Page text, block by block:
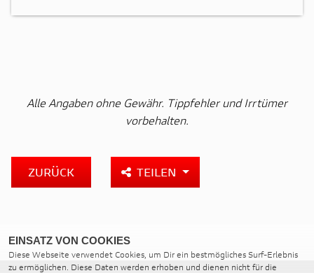
Alle Angaben ohne Gewähr. Tippfehler und Irrtümer
vorbehalten.
ZURÜCK TEILEN
EINSATZ VON COOKIES
Diese Webseite verwendet Cookies, um Dir ein bestmögliches Surf-Erlebnis
zu ermöglichen. Diese Daten werden erhoben und dienen nicht für die